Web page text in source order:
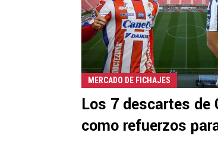
MERCADO DE FICHAJES
Los 7 descartes de
como refuerzos